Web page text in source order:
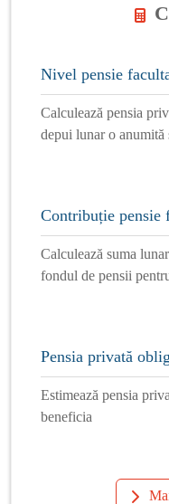
Nivel pensie
Calculează pensia
depui lunar o anumită
Contribuție pensie
Calculează suma
fondul de pensii
Pensia privată
Estimează pensia
beneficia